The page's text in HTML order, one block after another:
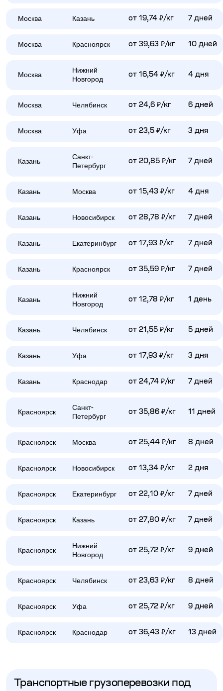
Москва Казань от 19,74 ₽/кг 7 дней
Москва Красноярск от 39,63 ₽/кг 10 дней
Москва
Нижний
Новгород
от 16,54 ₽/кг 4 дня
Москва Челябинск от 24,6 ₽/кг 6 дней
Москва Уфа от 23,5 ₽/кг 3 дня
Казань
Санкт-
Петербург
от 20,85 ₽/кг 7 дней
Казань Москва от 15,43 ₽/кг 4 дня
Казань Новосибирск от 28,78 ₽/кг 7 дней
Казань Екатеринбург от 17,93 ₽/кг 7 дней
Казань Красноярск от 35,59 ₽/кг 7 дней
Казань
Нижний
Новгород
от 12,78 ₽/кг 1 день
Казань Челябинск от 21,55 ₽/кг 5 дней
Казань Уфа от 17,93 ₽/кг 3 дня
Казань Краснодар от 24,74 ₽/кг 7 дней
Красноярск
Санкт-
Петербург
от 35,86 ₽/кг 11 дней
Красноярск Москва от 25,44 ₽/кг 8 дней
Красноярск Новосибирск от 13,34 ₽/кг 2 дня
Красноярск Екатеринбург от 22,10 ₽/кг 7 дней
Красноярск Казань от 27,80 ₽/кг 7 дней
Красноярск
Нижний
Новгород
от 25,72 ₽/кг 9 дней
Красноярск Челябинск от 23,63 ₽/кг 8 дней
Красноярск Уфа от 25,72 ₽/кг 9 дней
Красноярск Краснодар от 36,43 ₽/кг 13 дней
Транспортные грузоперевозки под